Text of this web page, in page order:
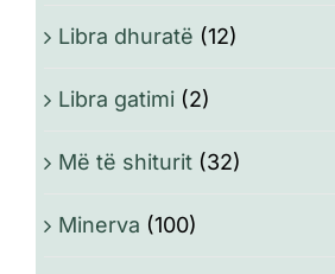
Libra dhuratë (12)
Libra gatimi (2)
Më të shiturit (32)
Minerva (100)